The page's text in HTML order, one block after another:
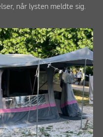
når lysten meldte sig.